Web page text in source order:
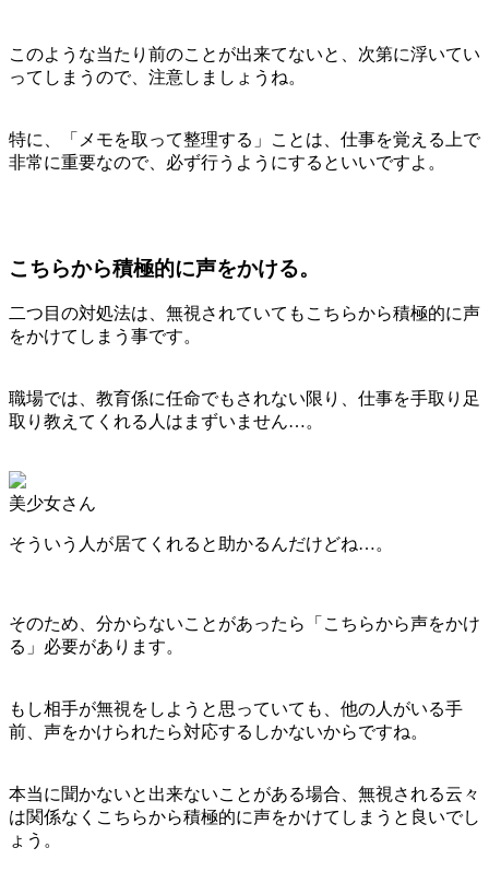
このような当たり前のことが出来てないと、次第に浮いてい
ってしまうので、注意しましょうね。
特に、「メモを取って整理する」ことは、仕事を覚える上で
非常に重要なので、必ず行うようにするといいですよ。
こちらから積極的に声をかける。
二つ目の対処法は、無視されていてもこちらから積極的に声
をかけてしまう事です。
職場では、教育係に任命でもされない限り、仕事を手取り足
取り教えてくれる人はまずいません…。
美少女さん
そういう人が居てくれると助かるんだけどね…。
そのため、分からないことがあったら「こちらから声をかけ
る」必要があります。
もし相手が無視をしようと思っていても、他の人がいる手
前、声をかけられたら対応するしかないからですね。
本当に聞かないと出来ないことがある場合、無視される云々
は関係なくこちらから積極的に声をかけてしまうと良いでし
ょう。